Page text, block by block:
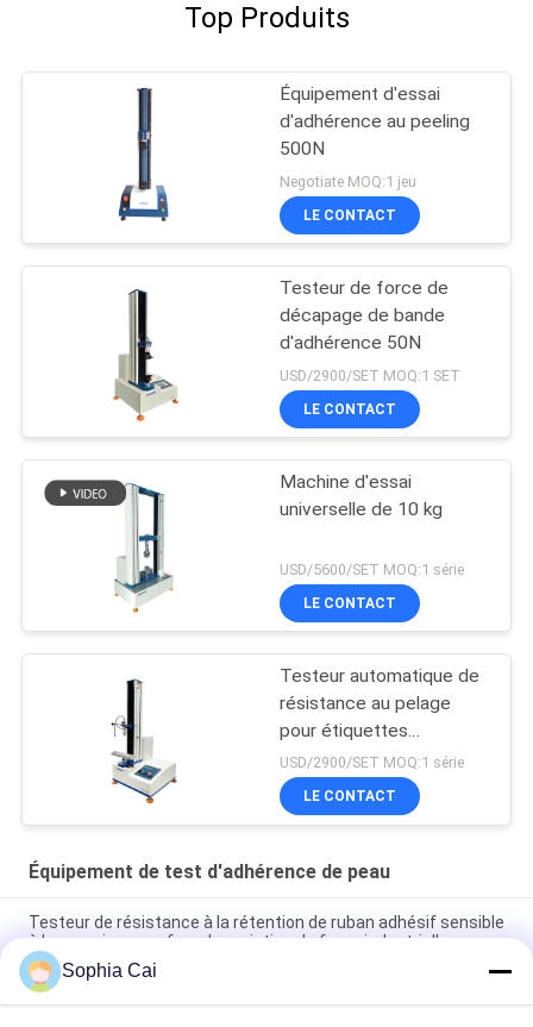
Top Produits
Équipement d'essai
d'adhérence au peeling
500N
Negotiate MOQ:1 jeu
LE CONTACT
Testeur de force de
décapage de bande
d'adhérence 50N
USD/2900/SET MOQ:1 SET
LE CONTACT
Machine d'essai
universelle de 10 kg
USD/5600/SET MOQ:1 série
LE CONTACT
Testeur automatique de
résistance au pelage
pour étiquettes
adhésives avec affichage
numérique et logiciel PC
USD/2900/SET MOQ:1 série
LE CONTACT
Équipement de test d'adhérence de peau
Testeur de résistance à la rétention de ruban adhésif sensible
à la pression pour four de maintien de force industrielle
ASTM D790 Machine d'essai de flexion à trois points standard
pour la détection de la résistance à la flexion des plastiques
Sophia Cai